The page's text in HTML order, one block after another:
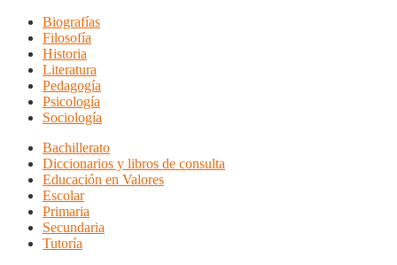
Biografías
Filosofía
Historia
Literatura
Pedagogía
Psicología
Sociología
Bachillerato
Diccionarios y libros de consulta
Educación en Valores
Escolar
Primaria
Secundaria
Tutoría